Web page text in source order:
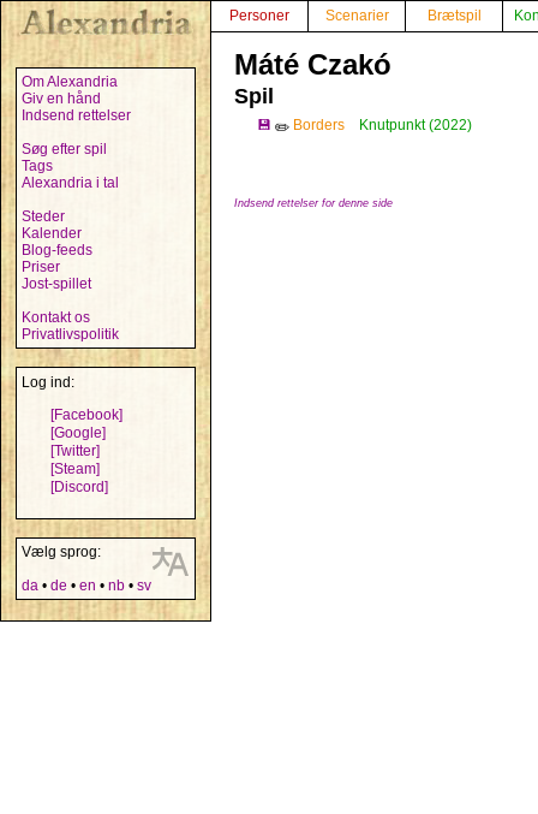
Om Alexandria
Giv en hånd
Indsend rettelser
Søg efter spil
Tags
Alexandria i tal
Steder
Kalender
Blog-feeds
Priser
Jost-spillet
Kontakt os
Privatlivspolitik
Log ind:
[Facebook]
[Google]
[Twitter]
[Steam]
[Discord]
Vælg sprog:
da • de • en • nb • sv
Personer Scenarier Brætspil
Máté Czakó
Spil
💾 ✏️ Borders Knutpunkt (2022)
Indsend rettelser for denne side